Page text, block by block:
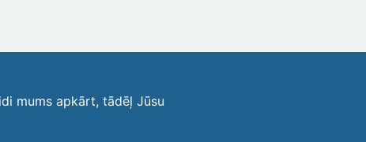
mums apkārt, tādēļ Jūsu